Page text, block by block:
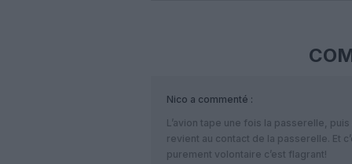
Nico a commenté :
L’avion tape une fois la passerelle,
revient au contact de la passerelle. Et
purement volontaire c’est flagrant!